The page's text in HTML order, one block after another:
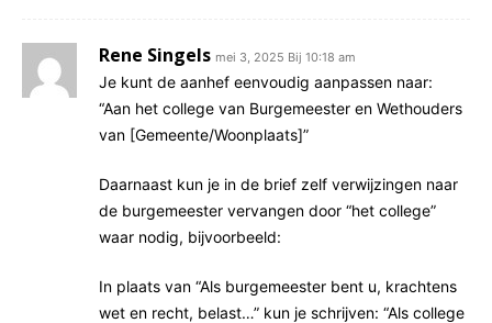
Rene Singels mei 3, 2025 Bij 10:18 am
Je kunt de aanhef eenvoudig aanpassen naar:
“Aan het college van Burgemeester en Wethouders
van [Gemeente/Woonplaats]”
Daarnaast kun je in de brief zelf verwijzingen naar
de burgemeester vervangen door “het college”
waar nodig, bijvoorbeeld:
In plaats van “Als burgemeester bent u, krachtens
wet en recht, belast…” kun je schrijven: “Als college